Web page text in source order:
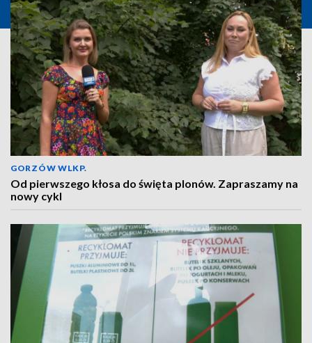
GORZÓW WLKP.
Od pierwszego kłosa do święta plonów. Zapraszamy na
nowy cykl